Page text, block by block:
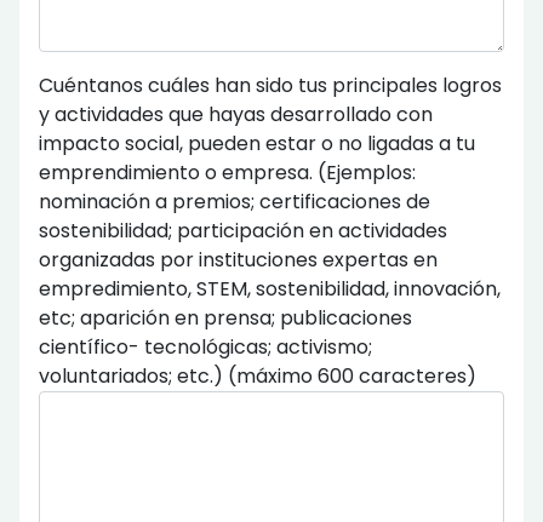
Cuéntanos cuáles han sido tus principales logros
y actividades que hayas desarrollado con
impacto social, pueden estar o no ligadas a tu
emprendimiento o empresa. (Ejemplos:
nominación a premios; certificaciones de
sostenibilidad; participación en actividades
organizadas por instituciones expertas en
empredimiento, STEM, sostenibilidad, innovación,
etc; aparición en prensa; publicaciones
científico- tecnológicas; activismo;
voluntariados; etc.) (máximo 600 caracteres)